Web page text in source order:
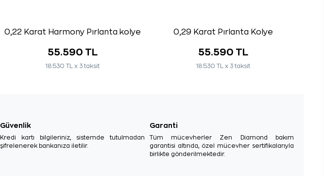
0,22 Karat Harmony Pırlanta kolye
55.590 TL
18.530 TL x 3 taksit
0,29 Karat Pırlanta Kolye
55.590 TL
18.530 TL x 3 taksit
Güvenlik
Kredi kartı bilgileriniz, sistemde tutulmadan
şifrelenerek bankanıza iletilir.
Garanti
Tüm mücevherler Zen Diamond bakım
garantisi altında, özel mücevher sertifikalarıyla
birlikte gönderilmektedir.